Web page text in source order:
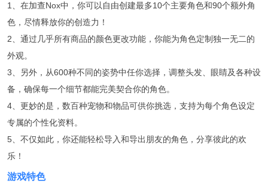
1、在加查Nox中，你可以自由创建最多10个主要角色和90个额外角
色，尽情释放你的创造力！
2、通过几乎所有商品的颜色更改功能，你能为角色定制独一无二的
外观。
3、另外，从600种不同的姿势中任你选择，调整头发、眼睛及各种设
备，确保每一个细节都能完美契合你的角色。
4、更妙的是，数百种宠物和物品可供你挑选，支持为每个角色设定
专属的个性化资料。
5、不仅如此，你还能轻松导入和导出朋友的角色，分享彼此的欢
乐！
游戏特色